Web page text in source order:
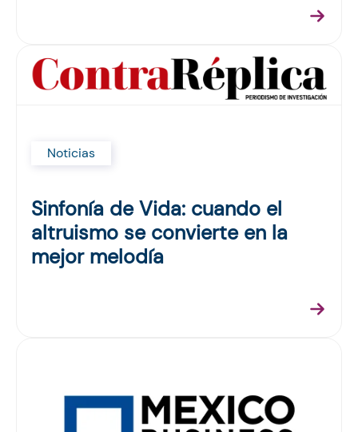
Noticias
Sinfonía de Vida: cuando el
altruismo se convierte en la
mejor melodía